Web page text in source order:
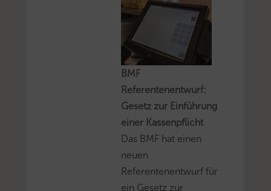
BMF
Referentenentwurf:
Gesetz zur Einführung
einer Kassenpflicht
Das BMF hat einen
neuen
Referentenentwurf für
ein Gesetz zur